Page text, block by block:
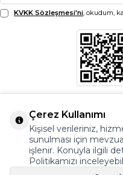
KVKK Sözleşmesi'ni, okudum,
Çerez Kullanımı
Kişisel verileriniz,
sunulması için
işlenir. Konuyla ilgili
Politikamızı